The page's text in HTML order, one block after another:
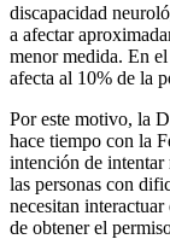
discapacidad
a afectar
menor medida. En
afecta al 10% de la
Por este motivo, la
hace tiempo con la
intención de intentar
las personas con
necesitan
de obtener el